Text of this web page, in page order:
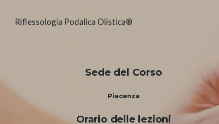
Riflessologia Podalica Olistica®
Sede del Corso
Piacenza
Orario delle lezioni